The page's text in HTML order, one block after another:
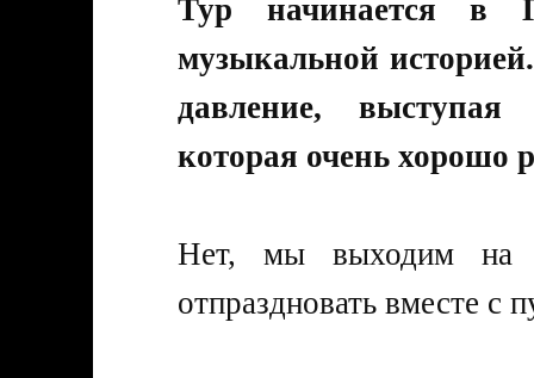
Тур начинается в
музыкальной
давление,
которая очень хорошо
Нет, мы выходим на
отпраздновать вместе с